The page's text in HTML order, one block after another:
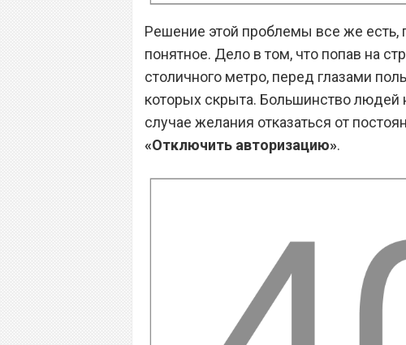
Решение этой проблемы все же есть,
понятное. Дело в том, что попав на
столичного метро, перед глазами
которых скрыта. Большинство
случае желания отказаться от
«Отключить авторизацию».